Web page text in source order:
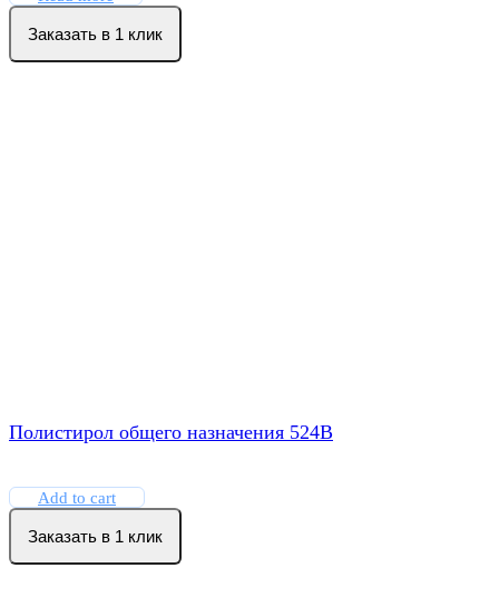
Заказать в 1 клик
Полистирол общего назначения 524B
Add to cart
Заказать в 1 клик